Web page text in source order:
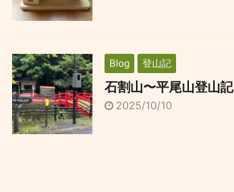
Blog 登山記
石割山〜平尾山登山記
2025/10/10